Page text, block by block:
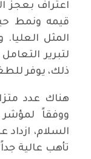
اعتراف بعجز
قيمه ونمط
المثل
لتبرير
ذلك، يوفر
هناك عدد
ووفقاً
السلام، ازداد
تأهب عالية